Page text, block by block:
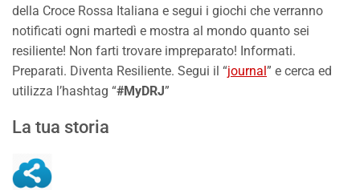
della Croce Rossa Italiana e segui i giochi che verranno
notificati ogni martedì e mostra al mondo quanto sei
resiliente! Non farti trovare impreparato! Informati.
Preparati. Diventa Resiliente. Segui il “journal ” e cerca ed
utilizza l’hashtag “#MyDRJ”
La tua storia